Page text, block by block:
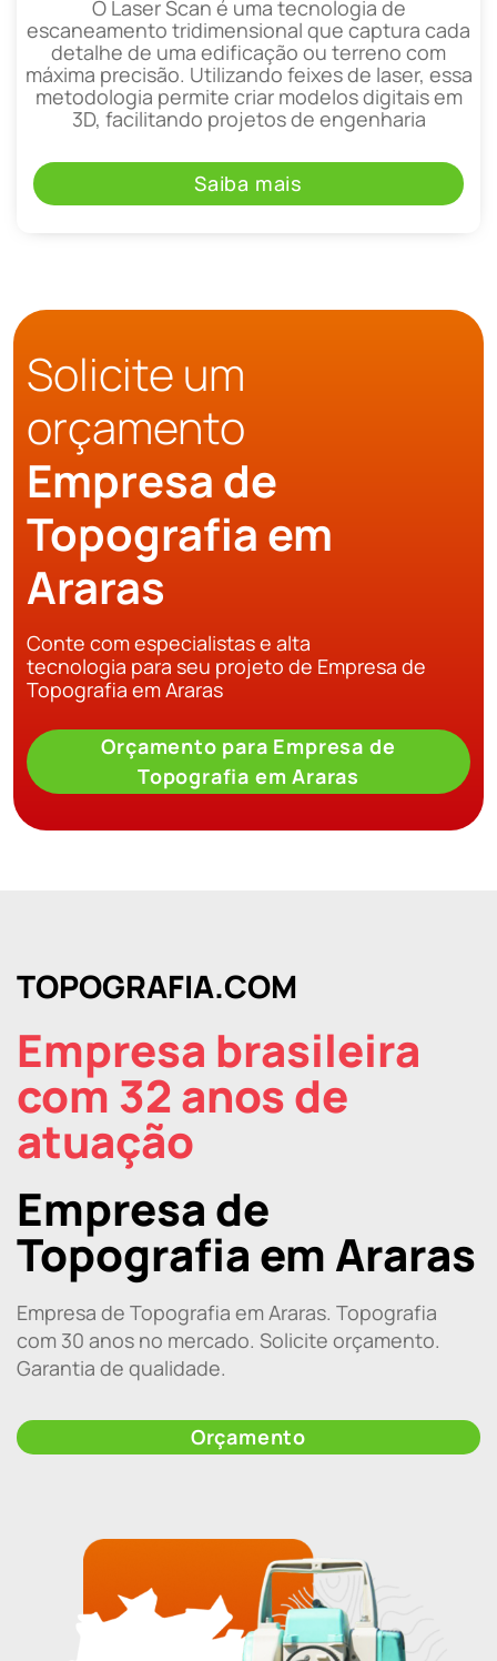
O Laser Scan é uma tecnologia de
escaneamento tridimensional que captura cada
detalhe de uma edificação ou terreno com
máxima precisão. Utilizando feixes de laser, essa
metodologia permite criar modelos digitais em
3D, facilitando projetos de engenharia
Saiba mais
Solicite um
orçamento
Empresa de
Topografia em
Araras
Conte com especialistas e alta
tecnologia para seu projeto de Empresa de
Topografia em Araras
Orçamento para Empresa de
Topografia em Araras
TOPOGRAFIA.COM
Empresa brasileira
com 32 anos de
atuação
Empresa de
Topografia em Araras
Empresa de Topografia em Araras. Topografia
com 30 anos no mercado. Solicite orçamento.
Garantia de qualidade.
Orçamento